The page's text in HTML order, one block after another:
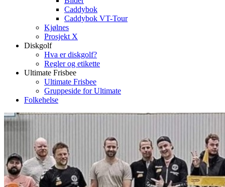
Caddybok
Caddybok VT-Tour
Kjølnes
Prosjekt X
Diskgolf
Hva er diskgolf?
Regler og etikette
Ultimate Frisbee
Ultimate Frisbee
Gruppeside for Ultimate
Folkehelse